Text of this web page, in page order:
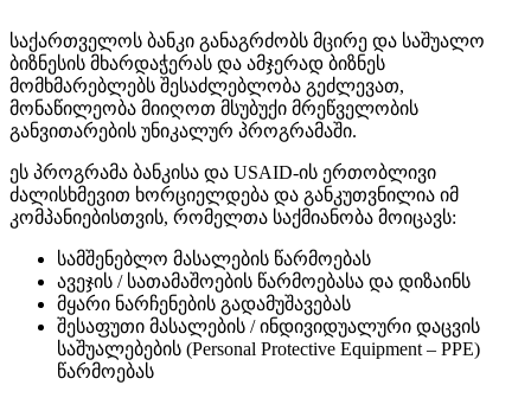
საქართველოს ბანკი განაგრძობს მცირე და საშუალო
ბიზნესის მხარდაჭერას და ამჯერად ბიზნეს
მომხმარებლებს შესაძლებლობა გეძლევათ,
მონაწილეობა მიიღოთ მსუბუქი მრეწველობის
განვითარების უნიკალურ პროგრამაში.
ეს პროგრამა ბანკისა და USAID-ის ერთობლივი
ძალისხმევით ხორციელდება და განკუთვნილია იმ
კომპანიებისთვის, რომელთა საქმიანობა მოიცავს:
სამშენებლო მასალების წარმოებას
ავეჯის / სათამაშოების წარმოებასა და დიზაინს
მყარი ნარჩენების გადამუშავებას
შესაფუთი მასალების / ინდივიდუალური დაცვის
საშუალებების (Personal Protective Equipment – PPE)
წარმოებას